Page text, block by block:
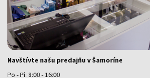
Navštívte našu predajňu v Šamoríne
Po - Pi: 8:00 - 16:00